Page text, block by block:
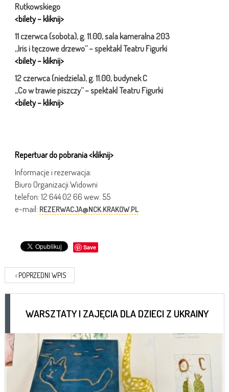
Rutkowskiego
<bilety – kliknij>
11 czerwca (sobota), g. 11.00, sala kameralna 203
„Iris i tęczowe drzewo” – spektakl Teatru Figurki
<bilety – kliknij>
12 czerwca (niedziela), g. 11.00, budynek C
„Co w trawie piszczy” – spektakl Teatru Figurki
<bilety – kliknij>
Repertuar do pobrania <kliknij>
Informacje i rezerwacja:
Biuro Organizacji Widowni
telefon: 12 644 02 66 wew. 55
e-mail: REZERWACJA@NCK.KRAKOW.PL
Save
‹ POPRZEDNI WPIS
WARSZTATY I ZAJĘCIA DLA DZIECI Z UKRAINY